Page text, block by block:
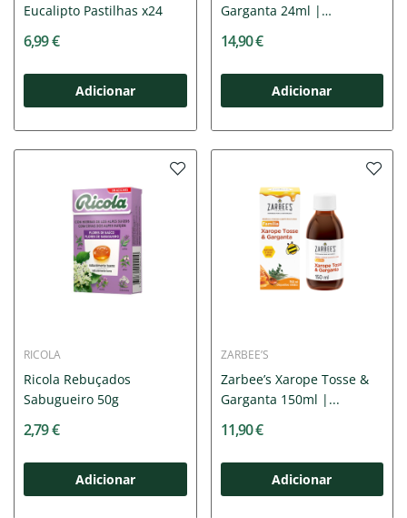
Eucalipto Pastilhas x24
6,99 €
Adicionar
Garganta 24ml |
14,90 €
Adicionar
RICOLA
Ricola Rebuçados
Sabugueiro 50g
2,79 €
Adicionar
ZARBEE’S
Zarbee’s Xarope Tosse &
Garganta 150ml |...
11,90 €
Adicionar